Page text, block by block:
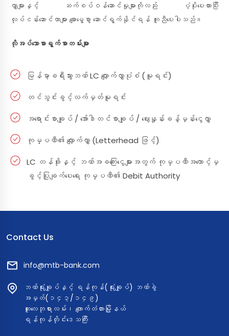
လွှာများနှင့် ဆက်စပ်ဝန်ဆောင်မှုများကိုလည်း ပံ့ပိုးပေးထားပြီး
လုပ်ငန်းဆောင်တာများ ချောမွေ့စွာ ဆောင်ရွက်နိုင်ရန် ကူညီပေးပါသည်။
လိုအပ်သောစာရွက်စာတမ်းများ
မြန်မာ့ခရီးသွားဘဏ် LC လျှောက်လွှာပုံစံ (မူရင်း)
တင်သွင်းခွင့်လက်မှတ်မူရင်း
အရောင်းစာချုပ် / အော်ဒါတင်စာချုပ် / ဈေးနှုန်းခန့်မှန်းငွေလွှာ
ကုမ္ပဏီ၏ လျှောက်လွှာ (Letterhead ဖြင့်)
LC တန်ဖိုးနှင့် ဘဏ်အခကြေးငွေများအတွက် ကုမ္ပဏီအကောင့်မှ
ခွင့်ပြုချက်ပေးရေး ကုမ္ပဏီ၏ Debit Authority
Contact Us
info@mtb-bank.com
ဘဏ်ရုံးချုပ်နှင့် ရန်ကုန်(ရုံးချုပ်) ဘဏ်ခွဲ
အမှတ်(၁၄၃/၁၄၉)
ဆူးလေဘုရားလမ်း၊ ကျောက်တံတားမြို့နယ်
ရန်ကုန်တိုင်းဒေသကြီး